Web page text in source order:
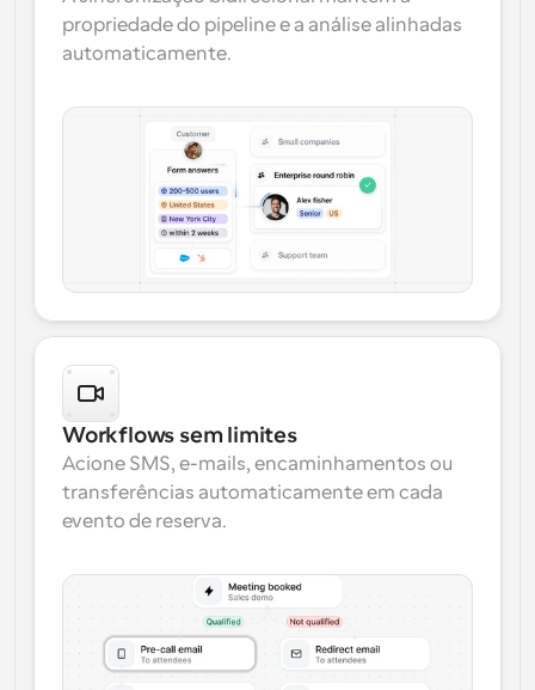
propriedade do pipeline e a análise alinhadas
automaticamente.
Workflows sem limites
Acione SMS, e-mails, encaminhamentos ou
transferências automaticamente em cada
evento de reserva.